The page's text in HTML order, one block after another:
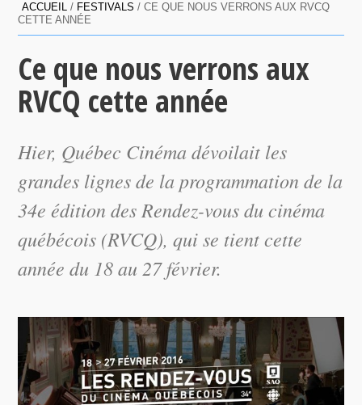
ACCUEIL / FESTIVALS /CE QUE NOUS VERRONS AUX RVCQ
CETTE ANNÉE
Ce que nous verrons aux
RVCQ cette année
Hier, Québec Cinéma dévoilait les
grandes lignes de la programmation de la
34e édition des Rendez-vous du cinéma
québécois (RVCQ), qui se tient cette
année du 18 au 27 février.